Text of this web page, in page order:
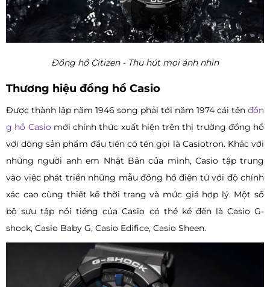
Đồng hồ Citizen - Thu hút mọi ánh nhìn
Thương hiệu đồng hồ Casio
Được thành lập năm 1946 song phải tới năm 1974 cái tên đồn
g hồ Casio mới chính thức xuất hiện trên thị trường đồng hồ
với dòng sản phẩm đầu tiên có tên gọi là Casiotron. Khác với
những người anh em Nhật Bản của mình, Casio tập trung
vào việc phát triển những mẫu đồng hồ điện tử với độ chính
xác cao cùng thiết kế thời trang và mức giá hợp lý. Một số
bộ sưu tập nổi tiếng của Casio có thể kể đến là Casio G-
shock, Casio Baby G, Casio Edifice, Casio Sheen.